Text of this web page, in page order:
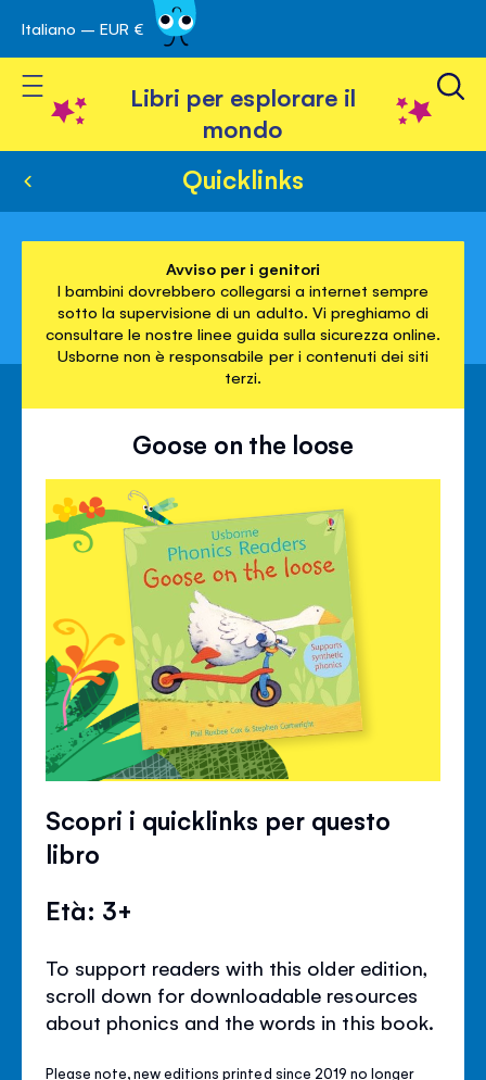
Skip
to
Content
Italiano – EUR €
Toggle Nav
Libri per esplorare il
mondo
Quicklinks
Avviso per i genitori
I bambini dovrebbero collegarsi a internet sempre
sotto la supervisione di un adulto. Vi preghiamo di
consultare le nostre linee guida sulla sicurezza online.
Usborne non è responsabile per i contenuti dei siti
terzi.
Goose on the loose
Scopri i quicklinks per questo
libro
Età: 3+
To support readers with this older edition,
scroll down for downloadable resources
about phonics and the words in this book.
Please note, new editions printed since 2019 no longer